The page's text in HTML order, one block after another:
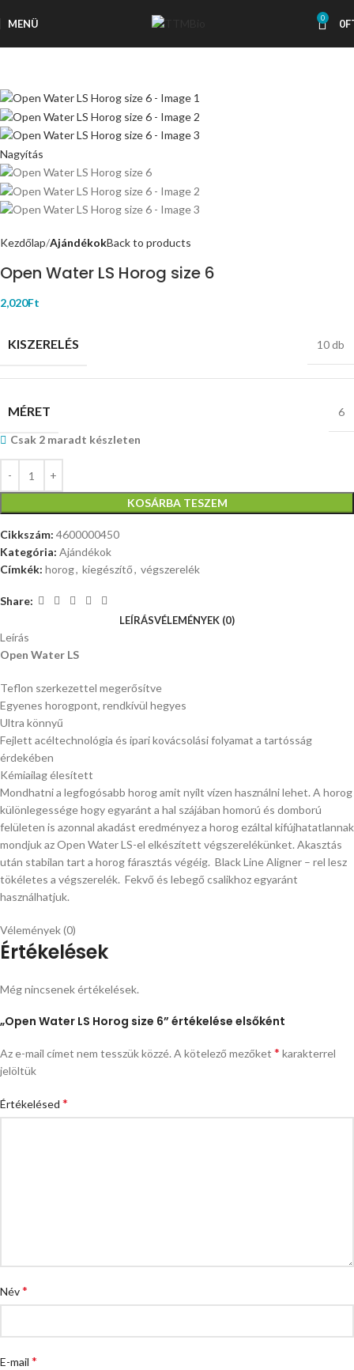
MENÜ 0 0
Nagyítás
Kezdőlap AjándékokBack to products
Open Water LS Horog size 6
2,020Ft
KISZERELÉS 10 db
MÉRET 6
Csak 2 maradt készleten
KOSÁRBA TESZEM
Cikkszám: 4600000450
Kategória: Ajándékok
Címkék: horog, kiegészítő, végszerelék
Share:
LEÍRÁSVÉLEMÉNYEK (0)
Leírás
Open Water LS
Teflon szerkezettel megerősítve
Egyenes horogpont, rendkívül hegyes
Ultra könnyű
Fejlett acéltechnológia és ipari kovácsolási folyamat a tartósság
érdekében
Kémiailag élesített
Mondhatni a legfogósabb horog amit nyílt vízen használni lehet. A horog
különlegessége hogy egyaránt a hal szájában homorú és domború
felületen is azonnal akadást eredményez a horog ezáltal kifújhatatlannak
mondjuk az Open Water LS-el elkészített végszerelékünket. Akasztás
után stabilan tart a horog fárasztás végéig. Black Line Aligner – rel lesz
tökéletes a végszerelék. Fekvő és lebegő csalikhoz egyaránt
használhatjuk.
Vélemények (0)
Értékelések
Még nincsenek értékelések.
„Open Water LS Horog size 6” értékelése elsőként
Az e-mail címet nem tesszük közzé. A kötelező mezőket * karakterrel
jelöltük
Értékelésed *
Név*
E-mail *